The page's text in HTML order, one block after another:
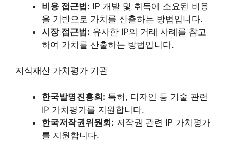
비용 접근법: IP 개발 및 취득에 소요된 비용
을 기반으로 가치를 산출하는 방법입니다.
시장 접근법: 유사한 IP의 거래 사례를 참고
하여 가치를 산출하는 방법입니다.
지식재산 가치평가 기관
한국발명진흥회: 특허, 디자인 등 기술 관련
IP 가치평가를 지원합니다.
한국저작권위원회: 저작권 관련 IP 가치평가
를 지원합니다.